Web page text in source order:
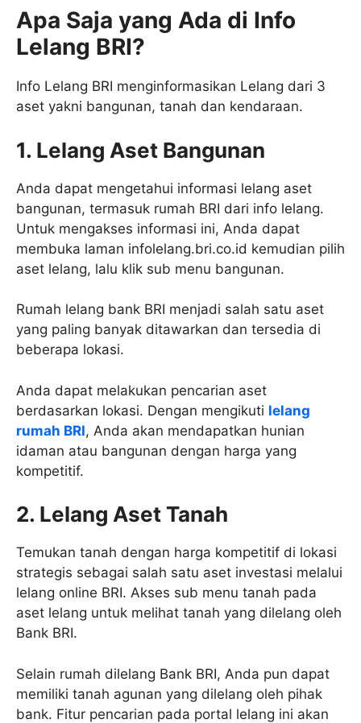
Apa Saja yang Ada di Info
Lelang BRI?
Info Lelang BRI menginformasikan Lelang dari 3
aset yakni bangunan, tanah dan kendaraan.
1. Lelang Aset Bangunan
Anda dapat mengetahui informasi lelang aset
bangunan, termasuk rumah BRI dari info lelang.
Untuk mengakses informasi ini, Anda dapat
membuka laman infolelang.bri.co.id kemudian pilih
aset lelang, lalu klik sub menu bangunan.
Rumah lelang bank BRI menjadi salah satu aset
yang paling banyak ditawarkan dan tersedia di
beberapa lokasi.
Anda dapat melakukan pencarian aset
berdasarkan lokasi. Dengan mengikuti lelang
rumah BRI, Anda akan mendapatkan hunian
idaman atau bangunan dengan harga yang
kompetitif.
2. Lelang Aset Tanah
Temukan tanah dengan harga kompetitif di lokasi
strategis sebagai salah satu aset investasi melalui
lelang online BRI. Akses sub menu tanah pada
aset lelang untuk melihat tanah yang dilelang oleh
Bank BRI.
Selain rumah dilelang Bank BRI, Anda pun dapat
memiliki tanah agunan yang dilelang oleh pihak
bank. Fitur pencarian pada portal lelang ini akan